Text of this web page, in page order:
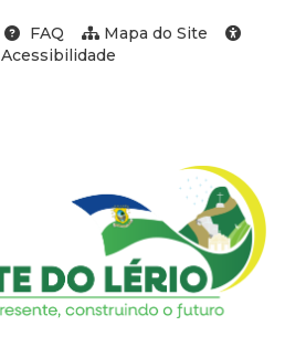
FAQ
Mapa do Site
Acessibilidade